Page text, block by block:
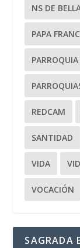
NS DE
PAPA
REDCAM
SANTIDAD
VIDA
VOCACIÓN
SAGRADA